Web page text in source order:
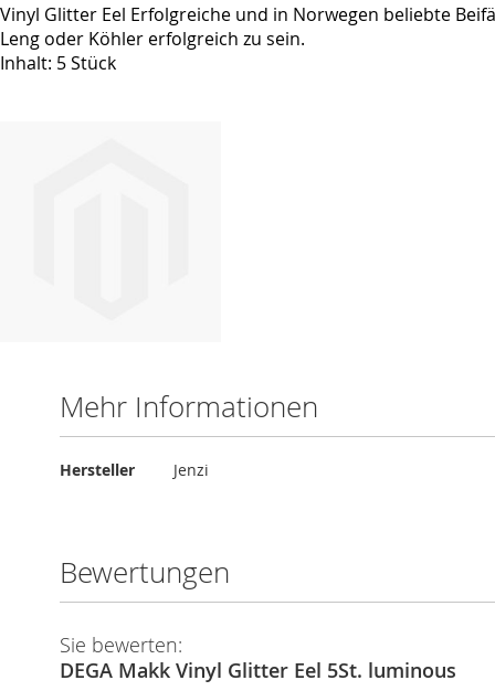
Vinyl Glitter Eel Erfolgreiche und in Norwegen beliebte
Leng oder Köhler erfolgreich zu sein.
Inhalt: 5 Stück
Mehr Informationen
Mehr
Hersteller Jenzi
Bewertungen
Sie bewerten:
DEGA Makk Vinyl Glitter Eel 5St. luminous